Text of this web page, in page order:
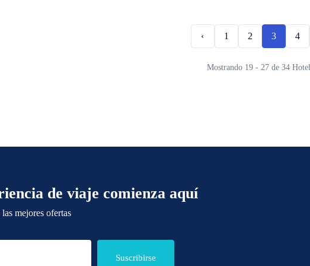
‹ 1 2 3 4
Mostrando 19 - 27 de 34
de viaje comienza aquí
mejores ofertas
Suscribirse